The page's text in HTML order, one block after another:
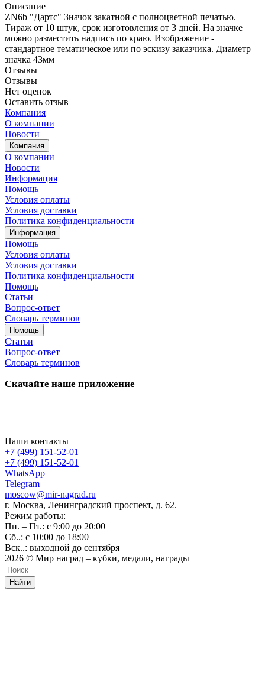
Описание
ZN6b "Дартс" Значок закатной с полноцветной печатью.
Тираж от 10 штук, срок изготовления от 3 дней. На значке
можно разместить надпись по краю. Изображение -
стандартное тематическое или по эскизу заказчика. Диаметр
значка 43мм
Отзывы
Отзывы
Нет оценок
Оставить отзыв
Компания
О компании
Новости
Компания
О компании
Новости
Информация
Помощь
Условия оплаты
Условия доставки
Политика конфиденциальности
Информация
Помощь
Условия оплаты
Условия доставки
Политика конфиденциальности
Помощь
Статьи
Вопрос-ответ
Словарь терминов
Помощь
Статьи
Вопрос-ответ
Словарь терминов
Скачайте наше приложение
Наши контакты
+7 (499) 151-52-01
+7 (499) 151-52-01
WhatsApp
Telegram
moscow@mir-nagrad.ru
г. Москва, Ленинградский проспект, д. 62.
Режим работы:
Пн. – Пт.: с 9:00 до 20:00
Сб..: с 10:00 до 18:00
Вск..: выходной до сентября
2026 © Мир наград – кубки, медали, награды
Найти